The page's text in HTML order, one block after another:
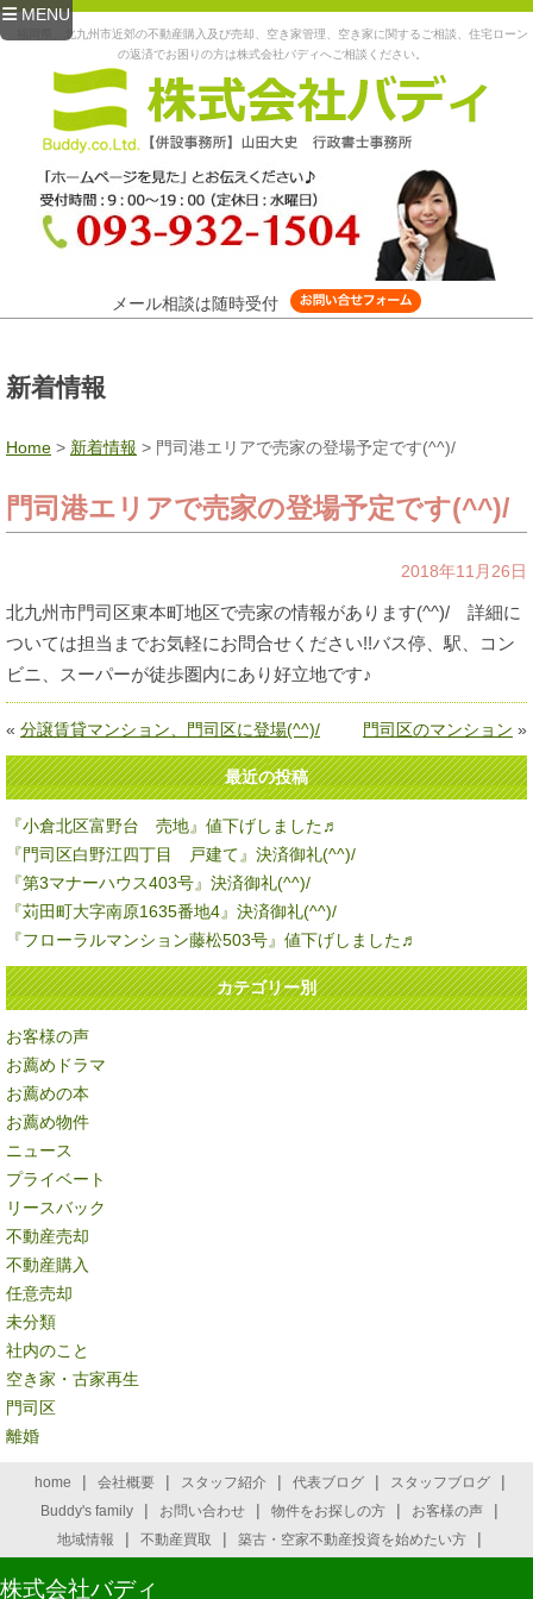
MENU
福岡県、北九州市近郊の不動産購入及び売却、空き家管理、空き家に関するご相談、住宅ローン
の返済でお困りの方は株式会社バディへご相談ください。
メール相談は随時受付
新着情報
Home > 新着情報 > 門司港エリアで売家の登場予定です(^^)/
門司港エリアで売家の登場予定です(^^)/
2018年11月26日
北九州市門司区東本町地区で売家の情報があります(^^)/ 詳細に
ついては担当までお気軽にお問合せください!!バス停、駅、コン
ビニ、スーパーが徒歩圏内にあり好立地です♪
« 分譲賃貸マンション、門司区に登場(^^)/ 門司区のマンション »
最近の投稿
『小倉北区富野台 売地』値下げしました♬
『門司区白野江四丁目 戸建て』決済御礼(^^)/
『第3マナーハウス403号』決済御礼(^^)/
『苅田町大字南原1635番地4』決済御礼(^^)/
『フローラルマンション藤松503号』値下げしました♬
カテゴリー別
お客様の声
お薦めドラマ
お薦めの本
お薦め物件
ニュース
プライベート
リースバック
不動産売却
不動産購入
任意売却
未分類
社内のこと
空き家・古家再生
門司区
離婚
home | 会社概要 | スタッフ紹介 | 代表ブログ | スタッフブログ |
Buddy's family | お問い合わせ | 物件をお探しの方 | お客様の声 |
地域情報 | 不動産買取 | 築古・空家不動産投資を始めたい方 |
株式会社バディ